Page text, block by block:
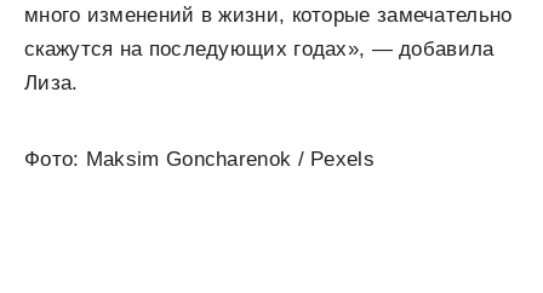
много изменений в жизни, которые замечательно
скажутся на последующих годах», — добавила
Лиза.
Фото: Maksim Goncharenok / Pexels